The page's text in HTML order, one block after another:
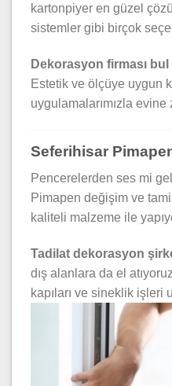
kartonpiyer en güzel
sistemler gibi birçok
Dekorasyon firması bul
Estetik ve ölçüye uygun
uygulamalarımızla evine
Seferihisar
Pencerelerden ses mi
Pimapen değişim ve
kaliteli malzeme ile
Tadilat dekorasyon
dış alanlara da el
kapıları ve sineklik işleri